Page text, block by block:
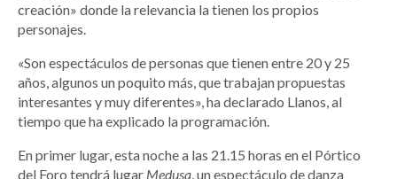
creación» donde la relevancia la tienen los propios
personajes.
«Son espectáculos de personas que tienen entre 20 y 25
años, algunos un poquito más, que trabajan propuestas
interesantes y muy diferentes», ha declarado Llanos, al
tiempo que ha explicado la programación.
En primer lugar, esta noche a las 21.15 horas en el Pórtico
del Foro tendrá lugar Medusa, un espectáculo de danza